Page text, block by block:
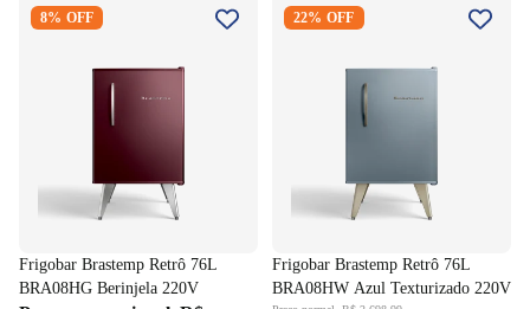
BRA08HG Berinjela 220V
8% OFF
Frigobar Brastemp Retrô 76L
BRA08HG Berinjela 220V
BRA08HW Azul Texturizado
22% OFF
Frigobar Brastemp Retrô 76L
BRA08HW Azul Texturizado 220V